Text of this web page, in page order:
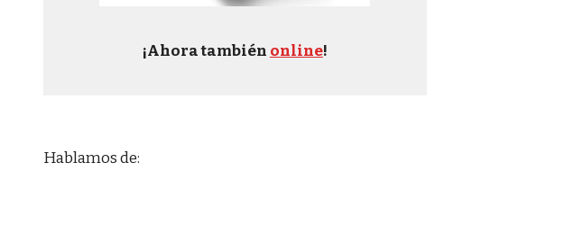
¡Ahora también online!
Hablamos de: